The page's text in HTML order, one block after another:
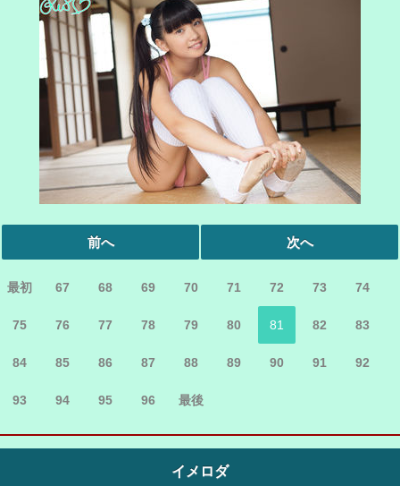
前へ 次へ
最初 67 68 69 70 71 72 73 74
75 76 77 78 79 80 81 82 83
84 85 86 87 88 89 90 91 92
93 94 95 96 最後
イメロダ